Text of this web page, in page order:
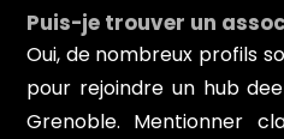
Puis-je trouver un
Oui, de nombreux profils
pour rejoindre un hub
Grenoble. Mentionner